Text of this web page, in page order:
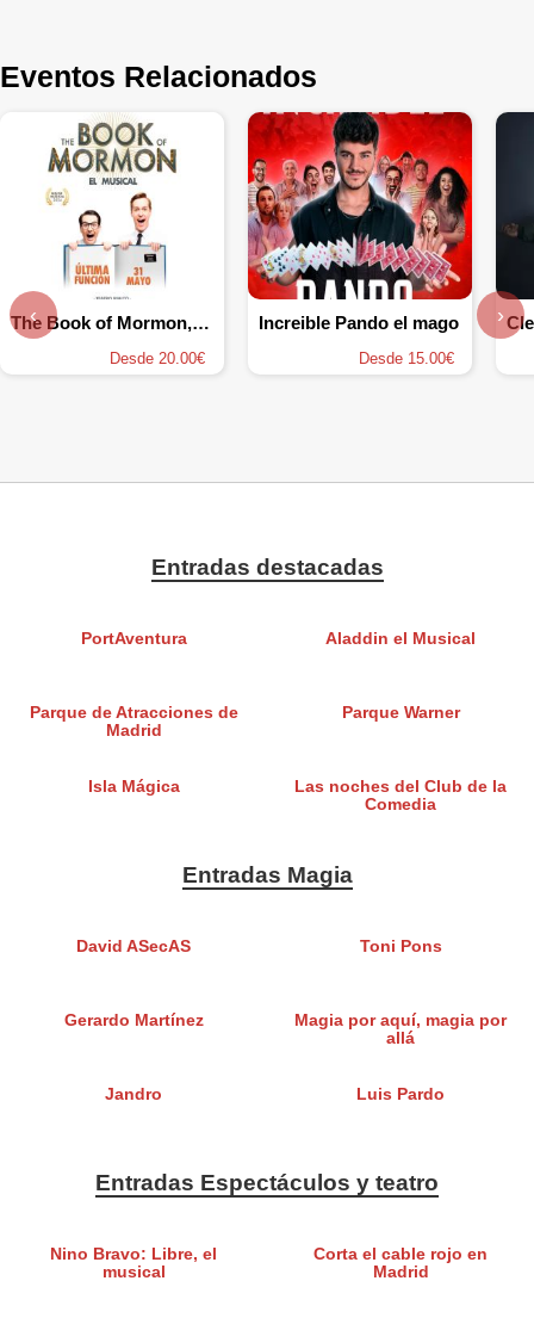
Eventos Relacionados
The Book of Mormon, el musical
Desde 20.00€
Increible Pando el mago
Desde 15.00€
‹ ›
Entradas destacadas
PortAventura Aladdin el Musical
Parque de Atracciones de
Madrid
Parque Warner
Isla Mágica
Las noches del Club de la
Comedia
Entradas Magia
David ASecAS Toni Pons
Gerardo Martínez
Magia por aquí, magia por
allá
Jandro Luis Pardo
Entradas Espectáculos y teatro
Nino Bravo: Libre, el
musical
Corta el cable rojo en
Madrid